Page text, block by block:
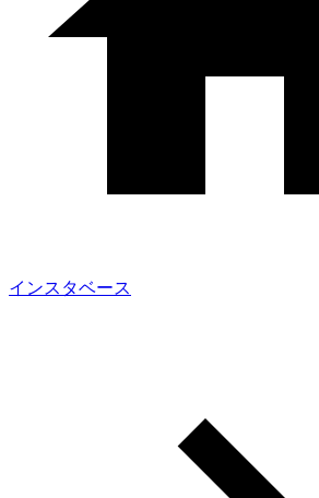
インスタベース